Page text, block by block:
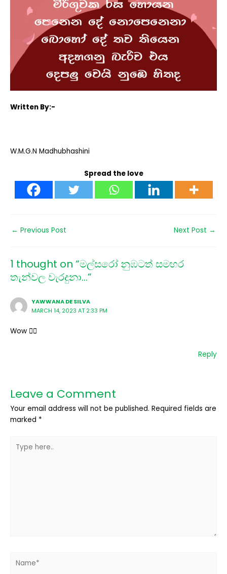
Written By:-
W.M.G.N Madhubhashini
Spread the love
← Previous Post Next Post →
1 thought on “මල්සරෝ නුඹටත් සමහර
තැන්වල වැරදුනා…”
YAWWANA DE SILVA
MARCH 14, 2023 AT 2:33 PM
Wow ❤️‍🔥
Reply
Leave a Comment
Your email address will not be published. Required fields are
marked *
here..